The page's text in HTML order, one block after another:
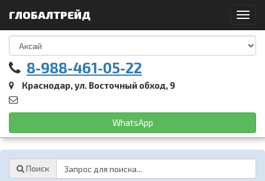
ГЛОБАЛТРЕЙД
8-988-461-05-22
Краснодар, ул. Восточный обход, 9
WhatsApp
Поиск